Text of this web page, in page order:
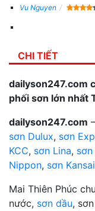
Vu Nguyen
CHI TIẾT
dailyson247.com
phối sơn lớn nhất
dailyson247.com
sơn Dulux, sơn
KCC, sơn Lina,
Nippon, sơn Kansai
Mai Thiên Phúc
nước, sơn dầu,